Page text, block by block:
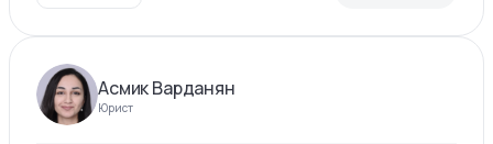
Асмик Варданян
Юрист